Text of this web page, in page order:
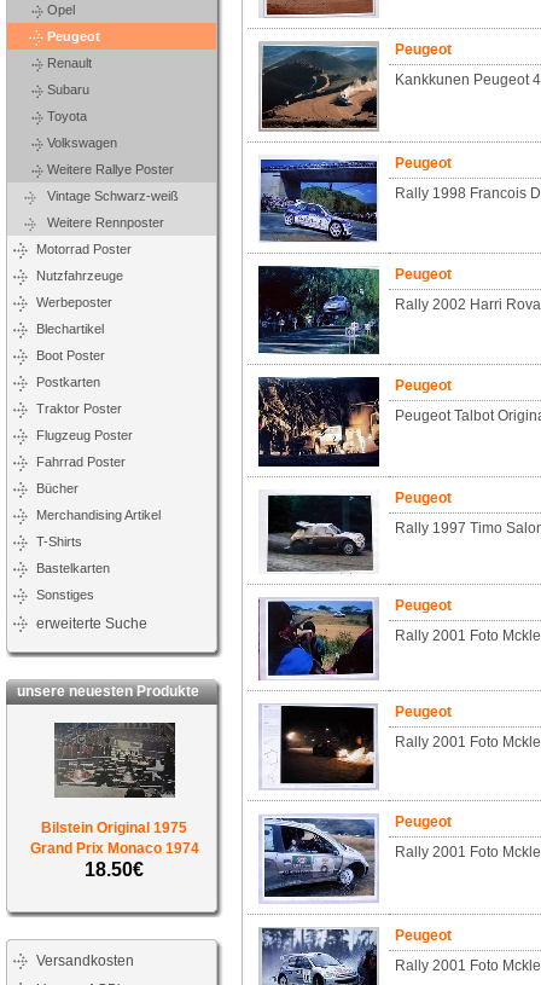
Opel
Peugeot
Renault
Subaru
Toyota
Volkswagen
Weitere Rallye Poster
Vintage Schwarz-weiß
Weitere Rennposter
Motorrad Poster
Nutzfahrzeuge
Werbeposter
Blechartikel
Boot Poster
Postkarten
Traktor Poster
Flugzeug Poster
Fahrrad Poster
Bücher
Merchandising Artikel
T-Shirts
Bastelkarten
Sonstiges
erweiterte Suche
unsere neuesten Produkte
Bilstein Original 1975
Grand Prix Monaco 1974
18.50€
Versandkosten
Peugeot
Kankkunen Peugeot
Peugeot
Rally 1998 Francois
Peugeot
Rally 2002 Harri
Peugeot
Peugeot Talbot
Peugeot
Rally 1997 Timo
Peugeot
Rally 2001 Foto
Peugeot
Rally 2001 Foto
Peugeot
Rally 2001 Foto
Peugeot
Rally 2001 Foto